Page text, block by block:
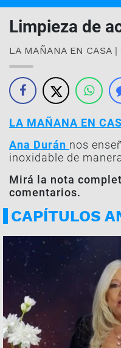
Limpieza de
LA MAÑANA EN CASA |
LA MAÑANA EN
Ana Durán nos
inoxidable de
Mirá la nota
comentarios.
CAPÍTULOS